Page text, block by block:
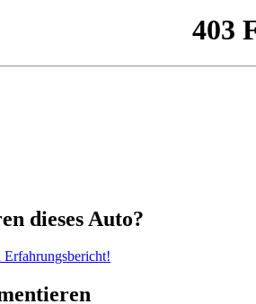
dieses Auto?
Erfahrungsbericht!